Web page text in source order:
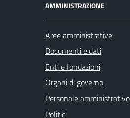
AMMINISTRAZIONE
Aree amministrative
Documenti e dati
Enti e fondazioni
Organi di governo
Personale amministrativo
Politici